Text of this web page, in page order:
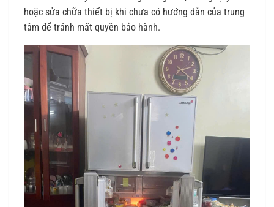
hoặc sửa chữa thiết bị khi chưa có hướng dẫn của trung
tâm để tránh mất quyền bảo hành.